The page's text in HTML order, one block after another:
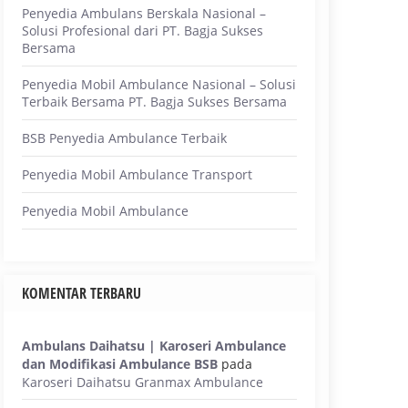
Penyedia Ambulans Berskala Nasional –
Solusi Profesional dari PT. Bagja Sukses
Bersama
Penyedia Mobil Ambulance Nasional – Solusi
Terbaik Bersama PT. Bagja Sukses Bersama
BSB Penyedia Ambulance Terbaik
Penyedia Mobil Ambulance Transport
Penyedia Mobil Ambulance
KOMENTAR TERBARU
Ambulans Daihatsu | Karoseri Ambulance
dan Modifikasi Ambulance BSB pada
Karoseri Daihatsu Granmax Ambulance